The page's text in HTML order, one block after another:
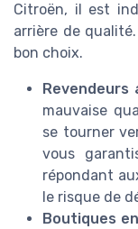
Citroën, il est
arrière de
bon choix.
Revendeurs
mauvaise
se tourner
vous
répondant
le risque de
Boutiques